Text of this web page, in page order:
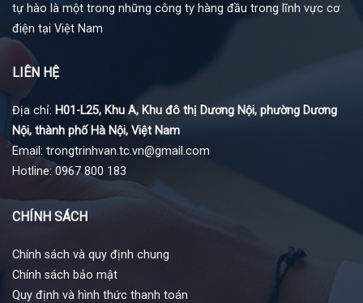
tự hào là một trong những công ty hàng đầu trong lĩnh vực cơ
điện tại Việt Nam
LIÊN HỆ
Địa chỉ: H01-L25, Khu A, Khu đô thị Dương Nội, phường Dương
Nội, thành phố Hà Nội, Việt Nam
Email: trongtrinhvan.tc.vn@gmail.com
Hotline: 0967 800 183
CHÍNH SÁCH
Chính sách và quy định chung
Chính sách bảo mật
Quy định và hình thức thanh toán